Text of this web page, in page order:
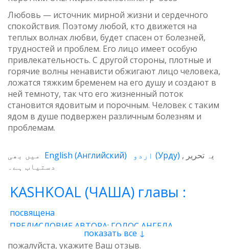
Любовь — источник мирной жизни и сердечного
спокойствия. Поэтому любой, кто движется на
теплых волнах любви, будет спасен от болезней,
трудностей и проблем. Его лицо имеет особую
привлекательность. С другой стороны, плотные и
горячие волны ненависти обжигают лицо человека,
ложатся тяжким бременем на его душу и создают в
ней темноту, так что его жизненный поток
становится ядовитым и порочным. Человек с таким
ядом в душе подвержен различным болезням и
проблемам.
یہ تحریر (Урду)
English (Английский)
میں بھی
دستیاب ہے۔
KASHKOAL (ЧАША) главы :
посвящена
ПРЕДИСЛОВИЕ АВТОРА: ГОЛОС АНГЕЛА
1 - Энергия
2 - Атом 3 - Восток и Запад
показать все ↓
пожалуйста, укажите Ваш отзыв.